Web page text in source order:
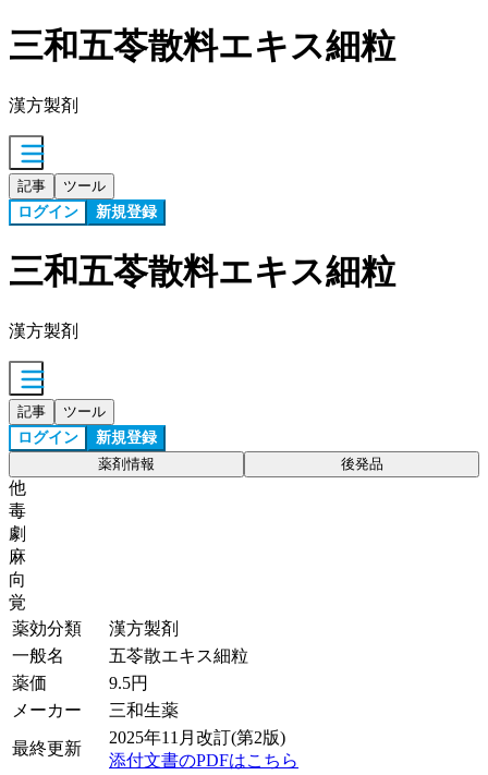
三和五苓散料エキス細粒
漢方製剤
記事 ツール
ログイン 新規登録
三和五苓散料エキス細粒
漢方製剤
記事 ツール
ログイン 新規登録
薬剤情報 後発品
他
毒
劇
麻
向
覚
薬効分類
漢方製剤
一般名
五苓散エキス細粒
薬価
9.5円
メーカー
三和生薬
最終更新
2025年11月改訂(第2版)
添付文書のPDFはこちら